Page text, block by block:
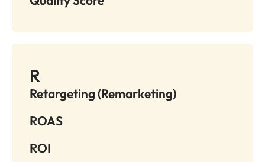
R
Retargeting (Remarketing)
ROAS
ROI